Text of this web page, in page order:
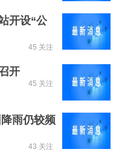
开设“公
45 关注
开
45 关注
雨仍较频
43 关注